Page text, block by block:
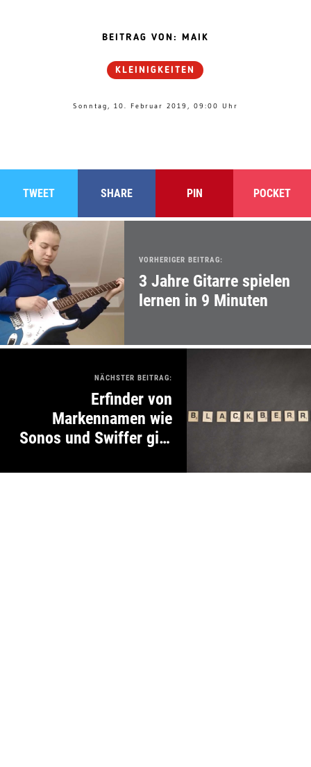
BEITRAG VON: MAIK
KLEINIGKEITEN
Sonntag, 10. Februar 2019, 09:00 Uhr
TWEET SHARE PIN POCKET
VORHERIGER BEITRAG:
3 Jahre Gitarre spielen
lernen in 9 Minuten
NÄCHSTER BEITRAG:
Erfinder von
Markennamen wie
Sonos und Swiffer gibt